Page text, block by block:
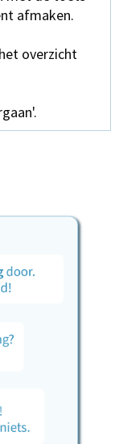
afmaken.
overzicht